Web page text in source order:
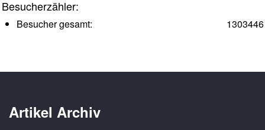
Besucherzähler:
1303446
Besucher gesamt:
Artikel Archiv